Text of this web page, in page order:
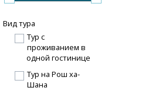
Вид тура
Тур с
проживанием в
одной гостинице
Тур на Рош ха-
Шана